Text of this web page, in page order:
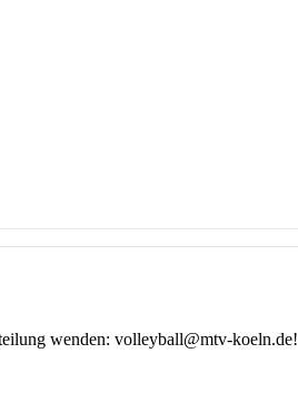
wenden: volleyball@mtv-koeln.de!